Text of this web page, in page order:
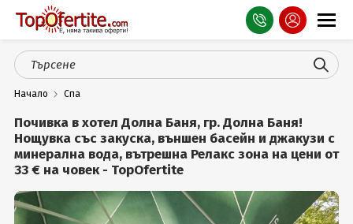
Оферти
СПА
Планина
Море
Чужбина
Начало Спа
Почивка в хотел Долна Баня, гр. Долна Баня!
Нощувка със закуска, външен басейн и джакузи с
минерална вода, вътрешна Релакс зона на цени от
33 € на човек - TopOfertite